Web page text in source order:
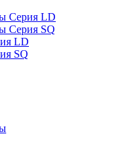
Серия LD
Серия SQ
LD
SQ